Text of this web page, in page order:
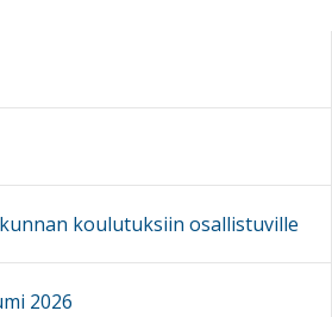
koulutuksiin osallistuville
2026